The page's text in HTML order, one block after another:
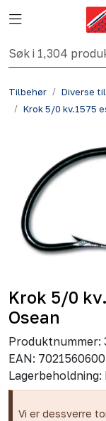
Skip to main
Toggle navigation
Tilbehør
Diverse
Krok 5/0 kv.1575
Krok 5/0
Osean
Produktnummer:
EAN:
Lagerbeholdning:
Vi er dessverre
Fiskeri
Havbruk
Om oss
Kontakt